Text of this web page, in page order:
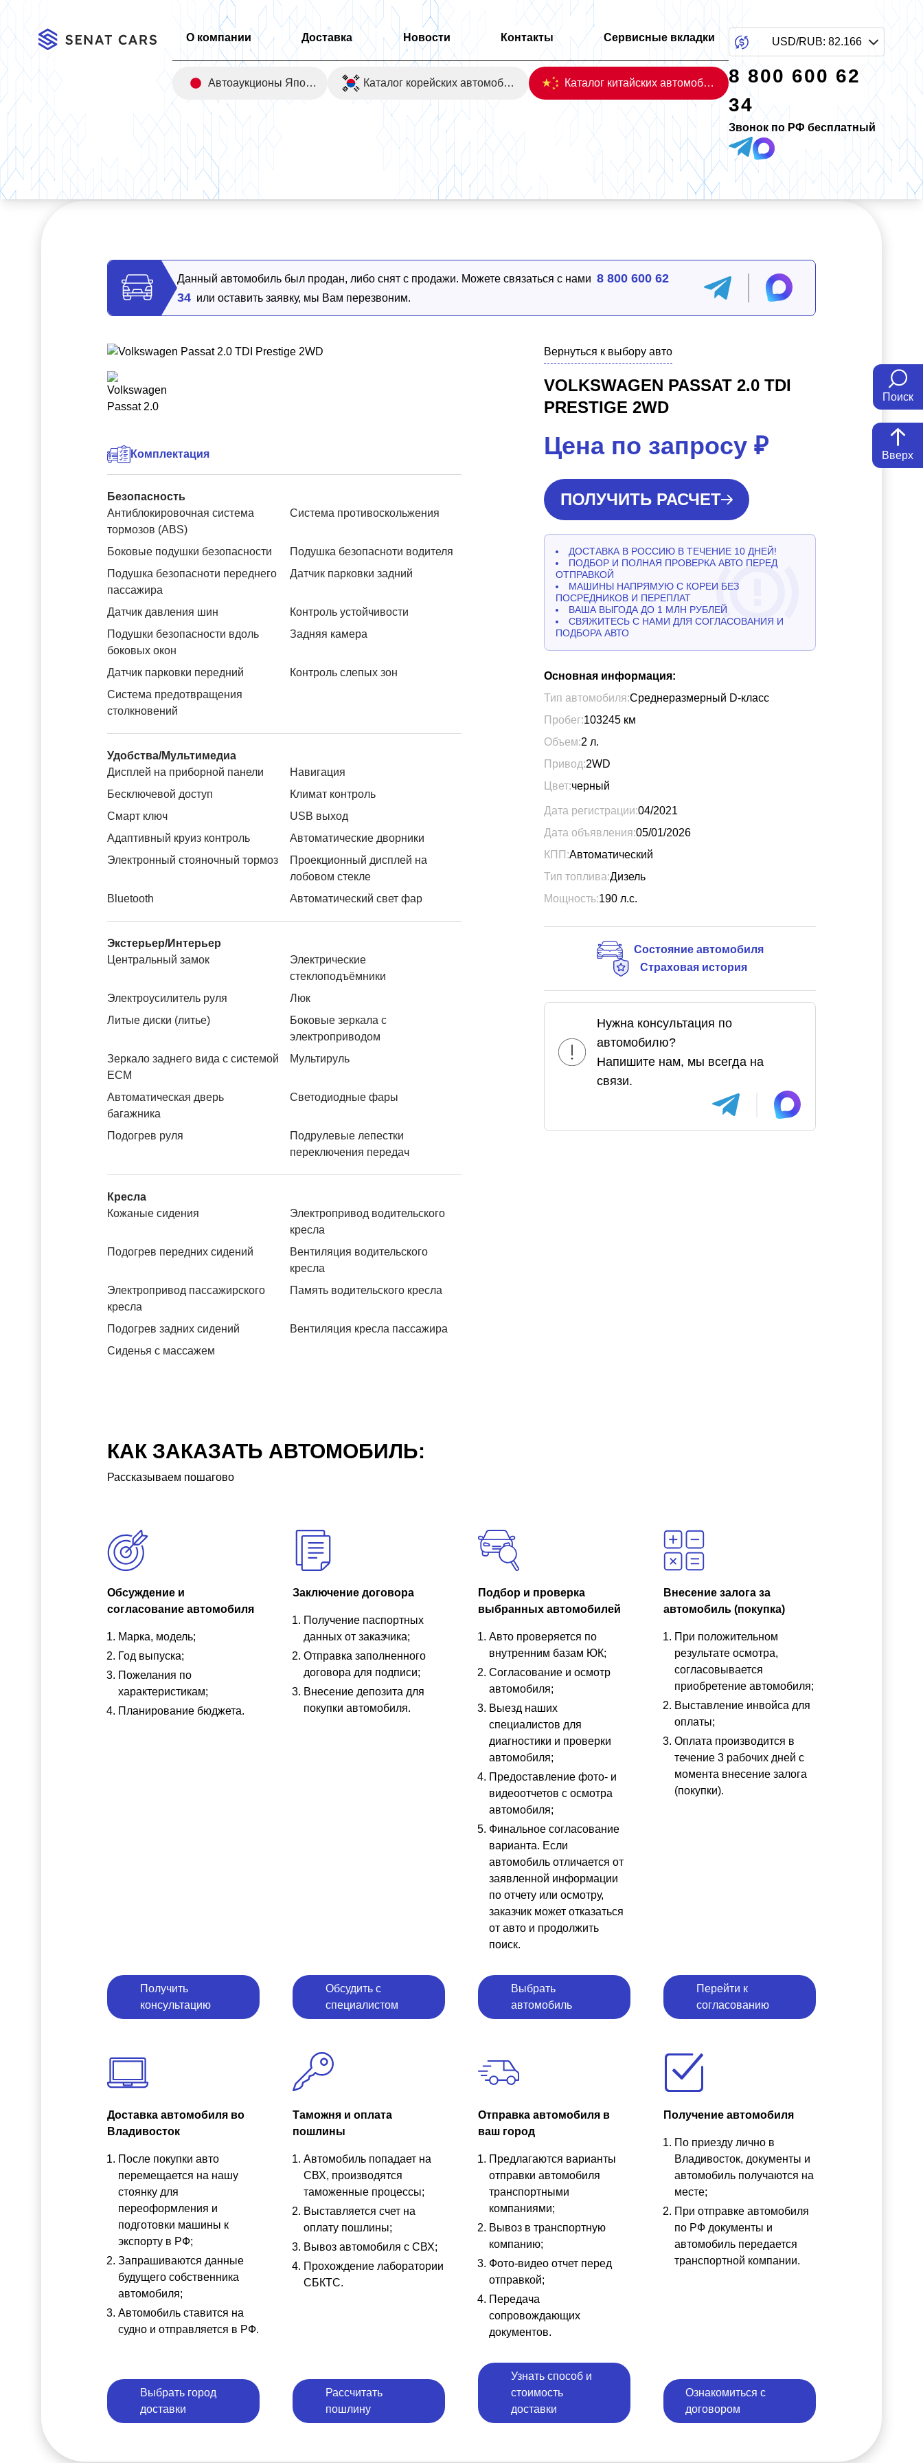
Поиск
Вверх
О компании Доставка Новости Контакты Сервисные вкладки
Автоаукционы Японии Каталог корейских автомобилей Каталог китайских автомобилей
USD/RUB: 82.166
8 800 600 62
34
Звонок по РФ бесплатный
Главная/Каталог Volkswagen Passat 2.0 TDI Prestige 2WD
Данный автомобиль был продан, либо снят с продажи. Можете связаться с нами 8 800 600 62
34 или оставить заявку, мы Вам перезвоним.
Комплектация
Безопасность
Антиблокировочная система
тормозов (ABS)
Система противоскольжения
Боковые подушки безопасности
Подушка безопасноти водителя
Подушка безопасноти переднего
пассажира
Датчик парковки задний
Датчик давления шин
Контроль устойчивости
Подушки безопасности вдоль
боковых окон
Задняя камера
Датчик парковки передний
Контроль слепых зон
Система предотвращения
столкновений
Удобства/Мультимедиа
Дисплей на приборной панели
Навигация
Бесключевой доступ
Климат контроль
Смарт ключ
USB выход
Адаптивный круиз контроль
Автоматические дворники
Электронный стояночный тормоз
Проекционный дисплей на
лобовом стекле
Bluetooth
Автоматический свет фар
Экстерьер/Интерьер
Центральный замок
Электрические
стеклоподъёмники
Электроусилитель руля
Люк
Литые диски (литье)
Боковые зеркала с
электроприводом
Зеркало заднего вида с системой
ЕСМ
Мультируль
Автоматическая дверь
багажника
Светодиодные фары
Подогрев руля
Подрулевые лепестки
переключения передач
Кресла
Кожаные сидения
Электропривод водительского
кресла
Подогрев передних сидений
Вентиляция водительского
кресла
Электропривод пассажирского
кресла
Память водительского кресла
Подогрев задних сидений
Вентиляция кресла пассажира
Сиденья с массажем
Вернуться к выбору авто
VOLKSWAGEN PASSAT 2.0 TDI
PRESTIGE 2WD
Цена по запросу ₽
ПОЛУЧИТЬ РАСЧЕТ
ДОСТАВКА В РОССИЮ В ТЕЧЕНИЕ 10 ДНЕЙ!
ПОДБОР И ПОЛНАЯ ПРОВЕРКА АВТО ПЕРЕД
ОТПРАВКОЙ
МАШИНЫ НАПРЯМУЮ С КОРЕИ БЕЗ
ПОСРЕДНИКОВ И ПЕРЕПЛАТ
ВАША ВЫГОДА ДО 1 МЛН РУБЛЕЙ
СВЯЖИТЕСЬ С НАМИ ДЛЯ СОГЛАСОВАНИЯ И
ПОДБОРА АВТО
Основная информация:
Тип автомобиля:Среднеразмерный D-класс
Пробег:103245 км
Объем:2 л.
Привод:2WD
Цвет:черный
Дата регистрации:04/2021
Дата объявления:05/01/2026
КПП:Автоматический
Тип топлива:Дизель
Мощность:190 л.с.
Состояние автомобиля
Страховая история
Нужна консультация по
автомобилю?
Напишите нам, мы всегда на
связи.
КАК ЗАКАЗАТЬ АВТОМОБИЛЬ:
Рассказываем пошагово
Обсуждение и
согласование автомобиля
Марка, модель;
Год выпуска;
Пожелания по
характеристикам;
Планирование бюджета.
Получить
консультацию
Заключение договора
Получение паспортных
данных от заказчика;
Отправка заполненного
договора для подписи;
Внесение депозита для
покупки автомобиля.
Обсудить с
специалистом
Подбор и проверка
выбранных автомобилей
Авто проверяется по
внутренним базам ЮК;
Согласование и осмотр
автомобиля;
Выезд наших
специалистов для
диагностики и проверки
автомобиля;
Предоставление фото- и
видеоотчетов с осмотра
автомобиля;
Финальное согласование
варианта. Если
автомобиль отличается от
заявленной информации
по отчету или осмотру,
заказчик может отказаться
от авто и продолжить
поиск.
Выбрать
автомобиль
Внесение залога за
автомобиль (покупка)
При положительном
результате осмотра,
согласовывается
приобретение автомобиля;
Выставление инвойса для
оплаты;
Оплата производится в
течение 3 рабочих дней с
момента внесение залога
(покупки).
Перейти к
согласованию
Доставка автомобиля во
Владивосток
После покупки авто
перемещается на нашу
стоянку для
переоформления и
подготовки машины к
экспорту в РФ;
Запрашиваются данные
будущего собственника
автомобиля;
Автомобиль ставится на
судно и отправляется в РФ.
Выбрать город
доставки
Таможня и оплата
пошлины
Автомобиль попадает на
СВХ, производятся
таможенные процессы;
Выставляется счет на
оплату пошлины;
Вывоз автомобиля с СВХ;
Прохождение лаборатории
СБКТС.
Рассчитать
пошлину
Отправка автомобиля в
ваш город
Предлагаются варианты
отправки автомобиля
транспортными
компаниями;
Вывоз в транспортную
компанию;
Фото-видео отчет перед
отправкой;
Передача
сопровождающих
документов.
Узнать способ и
стоимость
доставки
Получение автомобиля
По приезду лично в
Владивосток, документы и
автомобиль получаются на
месте;
При отправке автомобиля
по РФ документы и
автомобиль передается
транспортной компании.
Ознакомиться с
договором